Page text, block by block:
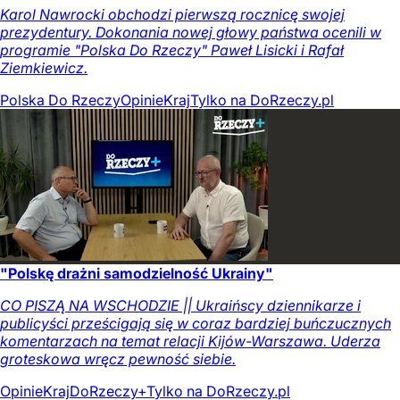
Karol Nawrocki obchodzi pierwszą rocznicę swojej
prezydentury. Dokonania nowej głowy państwa ocenili w
programie "Polska Do Rzeczy" Paweł Lisicki i Rafał
Ziemkiewicz.
Polska Do RzeczyOpinieKrajTylko na DoRzeczy.pl
"Polskę drażni samodzielność Ukrainy"
CO PISZĄ NA WSCHODZIE || Ukraińscy dziennikarze i
publicyści prześcigają się w coraz bardziej buńczucznych
komentarzach na temat relacji Kijów-Warszawa. Uderza
groteskowa wręcz pewność siebie.
OpinieKrajDoRzeczy+Tylko na DoRzeczy.pl